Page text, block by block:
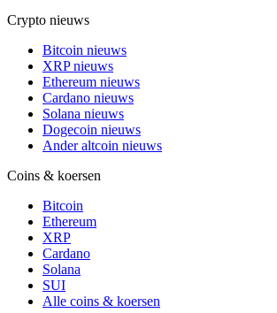
Crypto nieuws
Bitcoin nieuws
XRP nieuws
Ethereum nieuws
Cardano nieuws
Solana nieuws
Dogecoin nieuws
Ander altcoin nieuws
Coins & koersen
Bitcoin
Ethereum
XRP
Cardano
Solana
SUI
Alle coins & koersen